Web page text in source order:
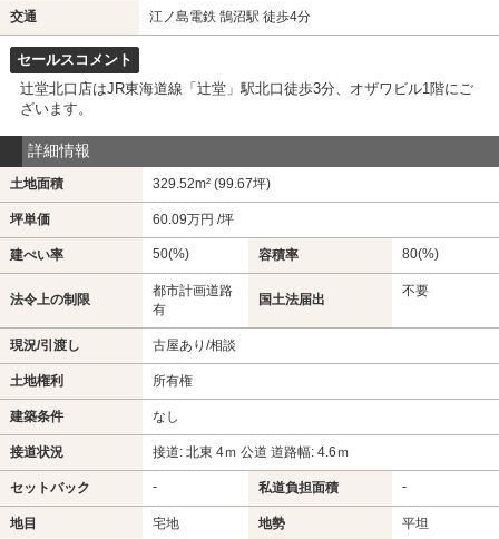
交通 江ノ島電鉄 鵠沼駅 徒歩4分
セールスコメント
辻堂北口店はJR東海道線「辻堂」駅北口徒歩3分、オザワビル1階にご
ざいます。
詳細情報
土地面積 329.52m² (99.67坪)
坪単価 60.09万円 /坪
建ぺい率 50(%) 容積率 80(%)
法令上の制限
都市計画道路
有
国土法届出
不要
現況/引渡し 古屋あり/相談
土地権利 所有権
建築条件 なし
接道状況 接道: 北東 4ｍ 公道 道路幅: 4.6ｍ
セットバック - 私道負担面積 -
地目 宅地 地勢 平坦